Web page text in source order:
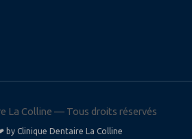
La Colline — Tous droits réservés
by Clinique Dentaire La Colline